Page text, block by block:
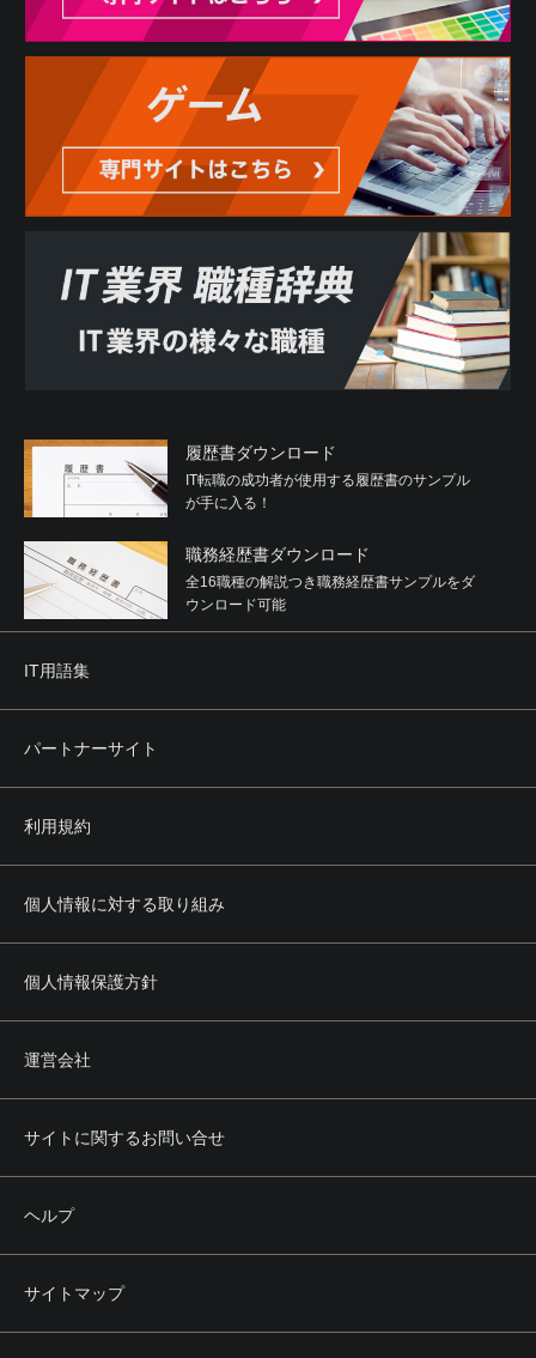
履歴書ダウンロード
IT転職の成功者が使用する履歴書のサンプル
が手に入る！
職務経歴書ダウンロード
全16職種の解説つき職務経歴書サンプルをダ
ウンロード可能
IT用語集
パートナーサイト
利用規約
個人情報に対する取り組み
個人情報保護方針
運営会社
サイトに関するお問い合せ
ヘルプ
サイトマップ